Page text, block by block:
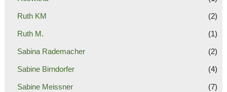
Ruth KM (2)
Ruth M. (1)
Sabina Rademacher (2)
Sabine Birndorfer (4)
Sabine Meissner (7)